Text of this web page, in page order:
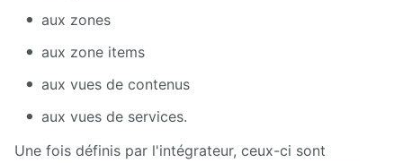
d'administration
Manuel de
et
aux zones
aux zone items
aux vues de contenus
aux vues de services.
Une fois définis par l'intégrateur, ceux-ci sont